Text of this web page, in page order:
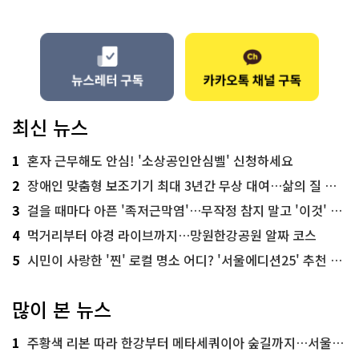
최신 뉴스
1 혼자 근무해도 안심! '소상공인안심벨' 신청하세요
2 장애인 맞춤형 보조기기 최대 3년간 무상 대여…삶의 질 높인다
3 걸을 때마다 아픈 '족저근막염'…무작정 참지 말고 '이것' 해보세요!
4 먹거리부터 야경 라이브까지…망원한강공원 알짜 코스
5 시민이 사랑한 '찐' 로컬 명소 어디? '서울에디션25' 추천 코스
많이 본 뉴스
1 주황색 리본 따라 한강부터 메타세쿼이아 숲길까지…서울둘레길 15코스